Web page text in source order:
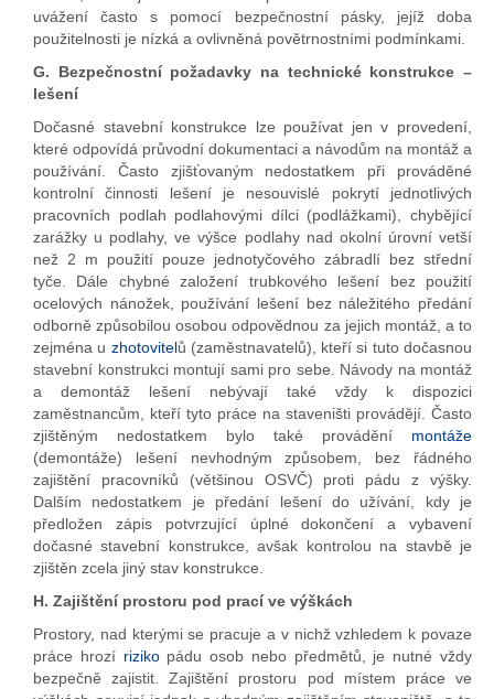
uvážení často s pomocí bezpečnostní pásky, jejíž doba
použitelnosti je nízká a ovlivněná povětrnostními podmínkami.
G. Bezpečnostní požadavky na technické konstrukce –
lešení
Dočasné stavební konstrukce lze používat jen v provedení,
které odpovídá průvodní dokumentaci a návodům na montáž a
používání. Často zjišťovaným nedostatkem při prováděné
kontrolní činnosti lešení je nesouvislé pokrytí jednotlivých
pracovních podlah podlahovými dílci (podlážkami), chybějící
zarážky u podlahy, ve výšce podlahy nad okolní úrovní vetší
než 2 m použití pouze jednotyčového zábradlí bez střední
tyče. Dále chybné založení trubkového lešení bez použití
ocelových nánožek, používání lešení bez náležitého předání
odborně způsobilou osobou odpovědnou za jejich montáž, a to
zejména u zhotovitelů (zaměstnavatelů), kteří si tuto dočasnou
stavební konstrukci montují sami pro sebe. Návody na montáž
a demontáž lešení nebývají také vždy k dispozici
zaměstnancům, kteří tyto práce na staveništi provádějí. Často
zjištěným nedostatkem bylo také provádění montáže
(demontáže) lešení nevhodným způsobem, bez řádného
zajištění pracovníků (většinou OSVČ) proti pádu z výšky.
Dalším nedostatkem je předání lešení do užívání, kdy je
předložen zápis potvrzující úplné dokončení a vybavení
dočasné stavební konstrukce, avšak kontrolou na stavbě je
zjištěn zcela jiný stav konstrukce.
H. Zajištění prostoru pod prací ve výškách
Prostory, nad kterými se pracuje a v nichž vzhledem k povaze
práce hrozí rizikopádu osob nebo předmětů, je nutné vždy
bezpečně zajistit. Zajištění prostoru pod místem práce ve